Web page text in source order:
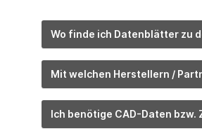
Wo finde ich Datenblätter zu
Mit welchen Herstellern /
Ich benötige CAD-Daten